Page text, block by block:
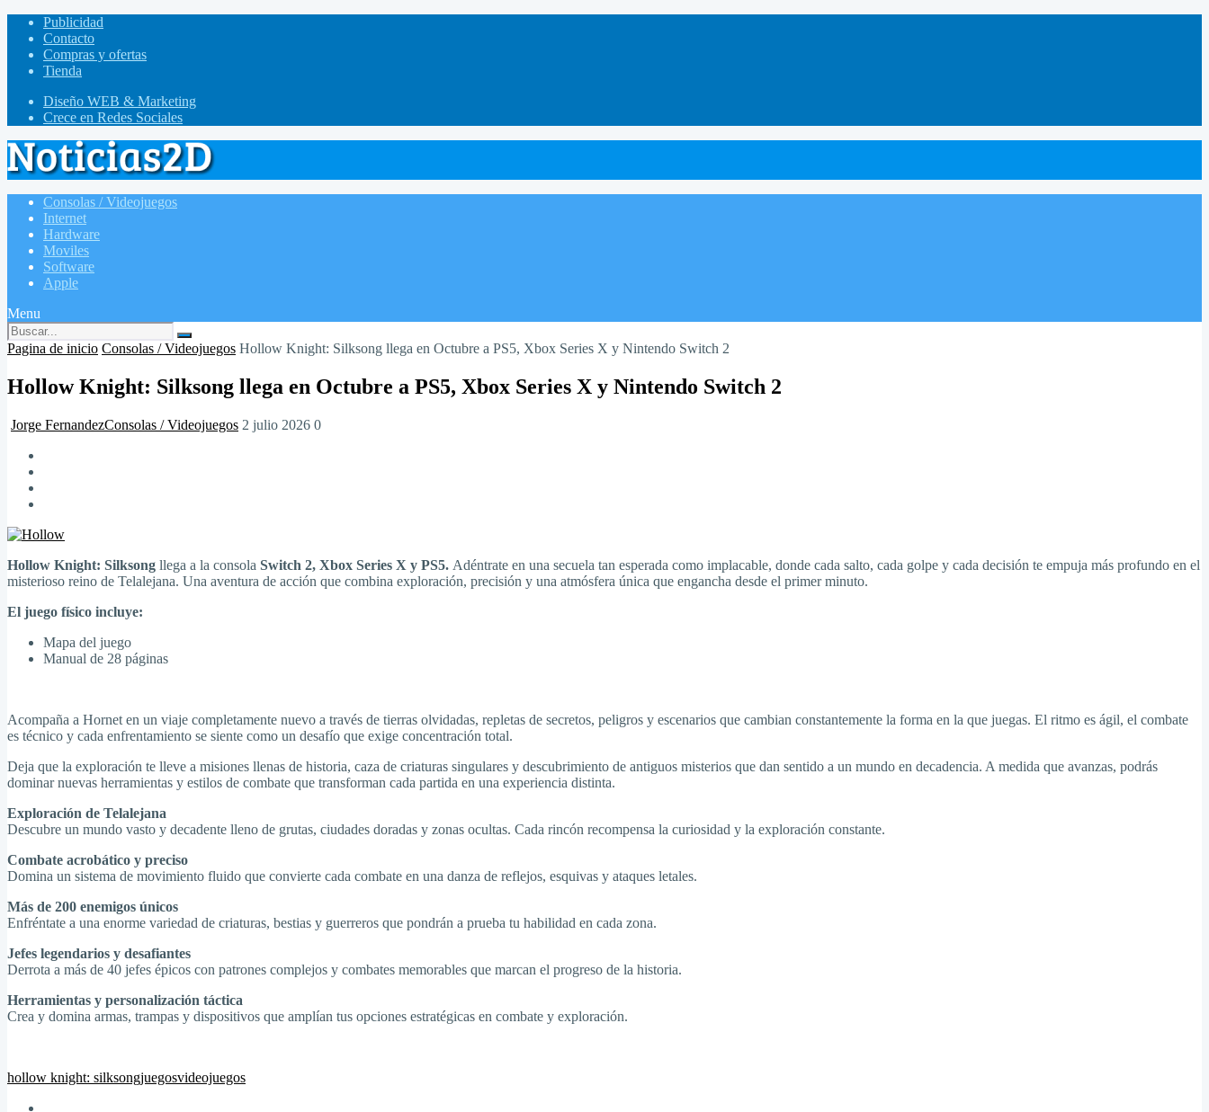
Publicidad
Contacto
Compras y ofertas
Tienda
Diseño WEB & Marketing
Crece en Redes Sociales
Consolas / Videojuegos
Internet
Hardware
Moviles
Software
Apple
Menu
Pagina de inicio Consolas / Videojuegos Hollow Knight: Silksong llega en Octubre a PS5, Xbox Series X y Nintendo Switch 2
Hollow Knight: Silksong llega en Octubre a PS5, Xbox Series X y Nintendo Switch 2
Jorge FernandezConsolas / Videojuegos 2 julio 2026 0
Hollow Knight: Silksong llega a la consola Switch 2, Xbox Series X y PS5. Adéntrate en una secuela tan esperada como implacable, donde cada salto, cada golpe y cada decisión te empuja más profundo en el
misterioso reino de Telalejana. Una aventura de acción que combina exploración, precisión y una atmósfera única que engancha desde el primer minuto.
El juego físico incluye:
Mapa del juego
Manual de 28 páginas
Acompaña a Hornet en un viaje completamente nuevo a través de tierras olvidadas, repletas de secretos, peligros y escenarios que cambian constantemente la forma en la que juegas. El ritmo es ágil, el combate
es técnico y cada enfrentamiento se siente como un desafío que exige concentración total.
Deja que la exploración te lleve a misiones llenas de historia, caza de criaturas singulares y descubrimiento de antiguos misterios que dan sentido a un mundo en decadencia. A medida que avanzas, podrás
dominar nuevas herramientas y estilos de combate que transforman cada partida en una experiencia distinta.
Exploración de Telalejana
Descubre un mundo vasto y decadente lleno de grutas, ciudades doradas y zonas ocultas. Cada rincón recompensa la curiosidad y la exploración constante.
Combate acrobático y preciso
Domina un sistema de movimiento fluido que convierte cada combate en una danza de reflejos, esquivas y ataques letales.
Más de 200 enemigos únicos
Enfréntate a una enorme variedad de criaturas, bestias y guerreros que pondrán a prueba tu habilidad en cada zona.
Jefes legendarios y desafiantes
Derrota a más de 40 jefes épicos con patrones complejos y combates memorables que marcan el progreso de la historia.
Herramientas y personalización táctica
Crea y domina armas, trampas y dispositivos que amplían tus opciones estratégicas en combate y exploración.
hollow knight: silksongjuegosvideojuegos